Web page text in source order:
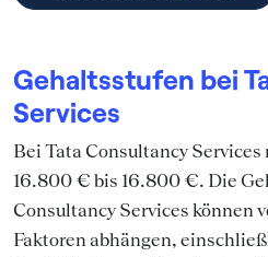
Gehaltsstufen bei
Services
Bei Tata Consultancy
16.800 € bis 16.800 €. Die
Consultancy Services können
Faktoren abhängen,